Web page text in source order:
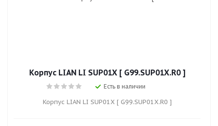
Корпус LIAN LI SUP01X [ G99.SUP01X.R0 ]
Есть в наличии
Корпус LIAN LI SUP01X [ G99.SUP01X.R0 ]